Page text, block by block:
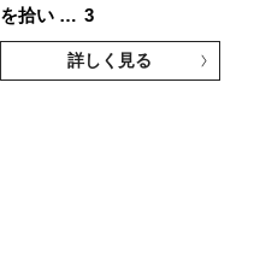
を拾い … 3
詳しく見る